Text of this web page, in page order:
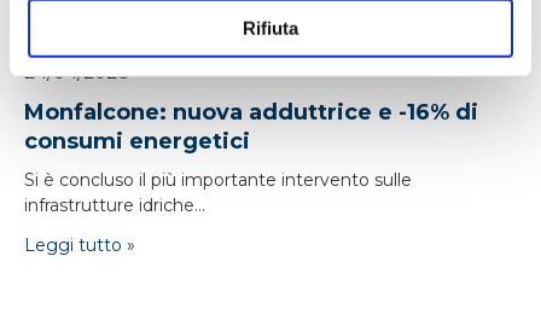
Rifiuta
24/04/2026
Monfalcone: nuova adduttrice e -16% di
consumi energetici
Si è concluso il più importante intervento sulle
infrastrutture idriche...
Leggi tutto »